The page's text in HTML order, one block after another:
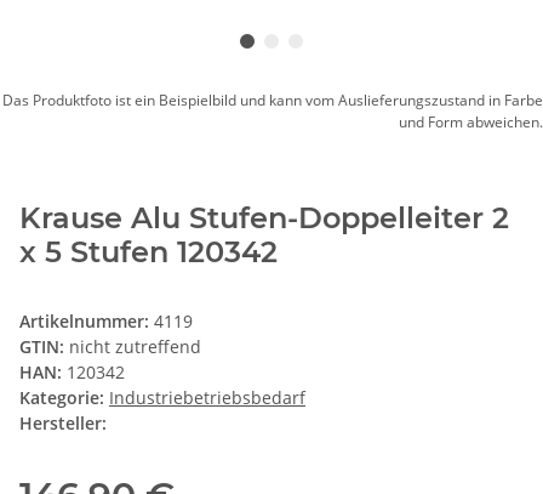
Das Produktfoto ist ein Beispielbild und kann vom Auslieferungszustand in Farbe
und Form abweichen.
Krause Alu Stufen-Doppelleiter 2
x 5 Stufen 120342
Artikelnummer: 4119
GTIN: nicht zutreffend
HAN: 120342
Kategorie: Industriebetriebsbedarf
Hersteller: